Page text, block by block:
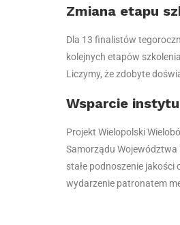
Zmiana etapu
Dla 13 finalistów
kolejnych etapów
Liczymy, że zdobyte
Wsparcie
Projekt Wielopolski
Samorządu
stałe podnoszenie
wydarzenie patronatem